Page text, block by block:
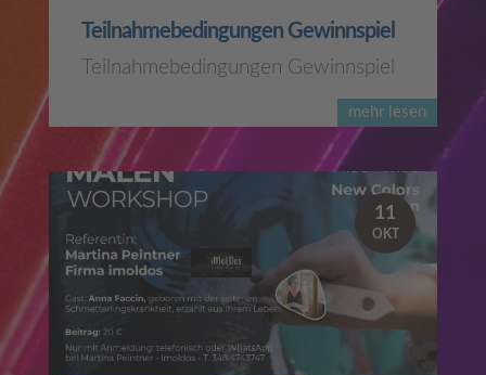
mehr lesen
Teilnahmebedingungen Gewinnspiel
Teilnahmebedingungen Gewinnspiel
11
OKT